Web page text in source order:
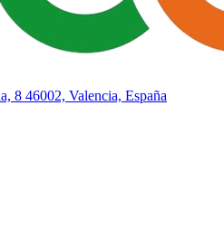
8 46002, Valencia, España